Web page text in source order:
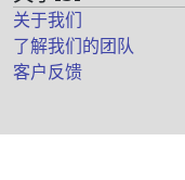
关于我们
了解我们的团队
客户反馈